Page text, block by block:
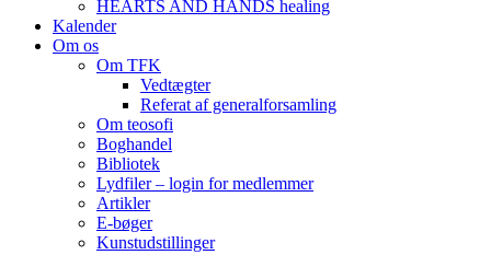
HEARTS AND HANDS healing
Kalender
Om os
Om TFK
Vedtægter
Referat af generalforsamling
Om teosofi
Boghandel
Bibliotek
Lydfiler – login for medlemmer
Artikler
E-bøger
Kunstudstillinger